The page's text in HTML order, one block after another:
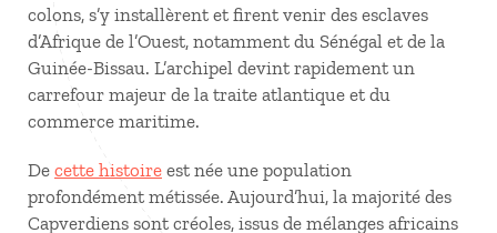
colons, s’y installèrent et firent venir des esclaves
d’Afrique de l’Ouest, notamment du Sénégal et de la
Guinée-Bissau. L’archipel devint rapidement un
carrefour majeur de la traite atlantique et du
commerce maritime.
De cette histoire est née une population
profondément métissée. Aujourd’hui, la majorité des
Capverdiens sont créoles, issus de mélanges africains